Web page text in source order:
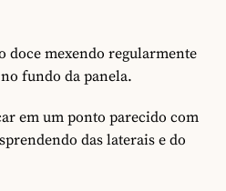
doce mexendo regularmente
fundo da panela.
em um ponto parecido com
das laterais e do